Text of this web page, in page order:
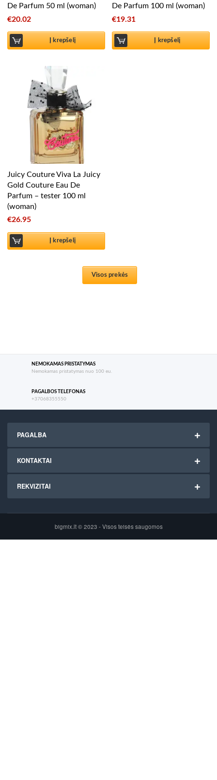
De Parfum 50 ml (woman)
€20.02
Į krepšelį
De Parfum 100 ml (woman)
€19.31
Į krepšelį
Juicy Couture Viva La Juicy
Gold Couture Eau De
Parfum – tester 100 ml
(woman)
€26.95
Į krepšelį
Visos prekės
NEMOKAMAS PRISTATYMAS
Nemokamas pristatymas nuo 100 eu.
PAGALBOS TELEFONAS
+37068355550
PAGALBA
KONTAKTAI
REKVIZITAI
bigmix.lt © 2023 - Visos teisės saugomos